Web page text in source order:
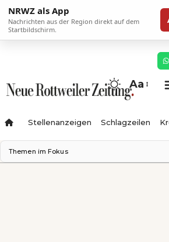
NRWZ als App
Nachrichten aus der Region direkt auf dem
Startbildschirm.
Aa
Stellenanzeigen Schlagzeilen
Themen im Fokus